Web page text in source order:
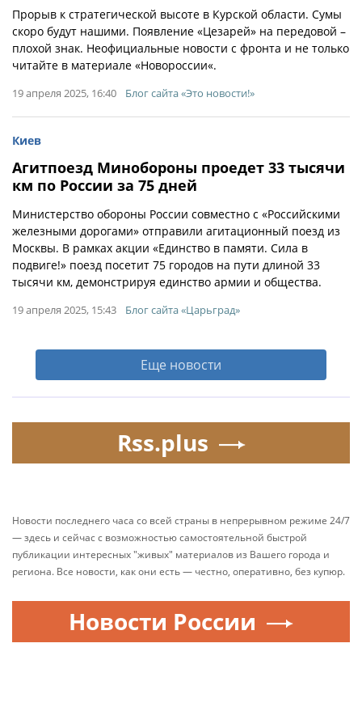
Прорыв к стратегической высоте в Курской области. Сумы
скоро будут нашими. Появление «Цезарей» на передовой –
плохой знак. Неофициальные новости с фронта и не только
читайте в материале «Новороссии«.
19 апреля 2025, 16:40 Блог сайта «Это новости!»
Киев
Агитпоезд Минобороны проедет 33 тысячи
км по России за 75 дней
Министерство обороны России совместно с «Российскими
железными дорогами» отправили агитационный поезд из
Москвы. В рамках акции «Единство в памяти. Сила в
подвиге!» поезд посетит 75 городов на пути длиной 33
тысячи км, демонстрируя единство армии и общества.
19 апреля 2025, 15:43 Блог сайта «Царьград»
Еще новости
Rss.plus
Новости последнего часа со всей страны в непрерывном режиме 24/7
— здесь и сейчас с возможностью самостоятельной быстрой
публикации интересных "живых" материалов из Вашего города и
региона. Все новости, как они есть — честно, оперативно, без купюр.
Новости России